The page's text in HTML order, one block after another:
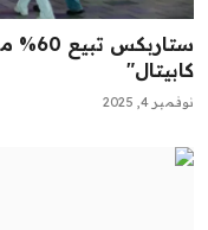
كابيتال"
نوفمبر 4, 2025